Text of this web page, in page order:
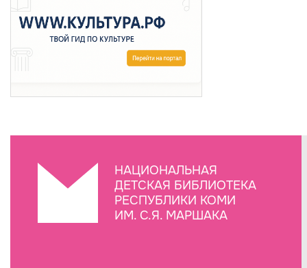
НАЦИОНАЛЬНАЯ
ДЕТСКАЯ БИБЛИОТЕКА
РЕСПУБЛИКИ КОМИ
ИМ. С.Я. МАРШАКА